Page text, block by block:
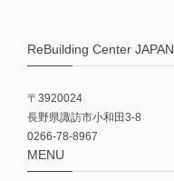
ReBuilding Center JAPAN
〒3920024
長野県諏訪市小和田3-8
0266-78-8967
MENU